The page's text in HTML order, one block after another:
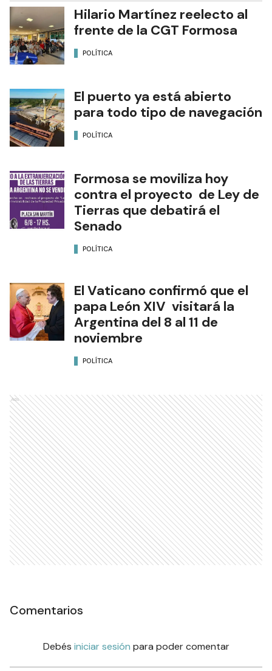
Hilario Martínez reelecto al
frente de la CGT Formosa
POLÍTICA
El puerto ya está abierto
para todo tipo de navegación
POLÍTICA
Formosa se moviliza hoy
contra el proyecto de Ley de
Tierras que debatirá el
Senado
POLÍTICA
El Vaticano confirmó que el
papa León XIV visitará la
Argentina del 8 al 11 de
noviembre
POLÍTICA
Ads
Comentarios
Debés iniciar sesión para poder comentar